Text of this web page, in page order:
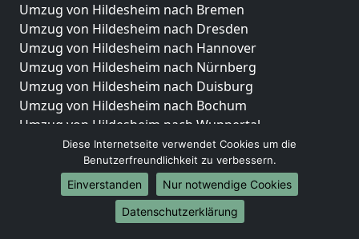
Umzug von Hildesheim nach Bremen
Umzug von Hildesheim nach Dresden
Umzug von Hildesheim nach Hannover
Umzug von Hildesheim nach Nürnberg
Umzug von Hildesheim nach Duisburg
Umzug von Hildesheim nach Bochum
Umzug von Hildesheim nach Wuppertal
Umzug von Hildesheim nach Bielefeld
Umzug von Hildesheim nach Bonn
Umzug von Hildesheim nach Münster
Internationale-Umzüge
Diese Internetseite verwendet Cookies um die
Benutzerfreundlichkeit zu verbessern.
Einverstanden
Nur notwendige Cookies
Datenschutzerklärung